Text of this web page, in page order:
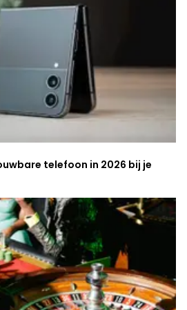
telefoon in 2026 bij je